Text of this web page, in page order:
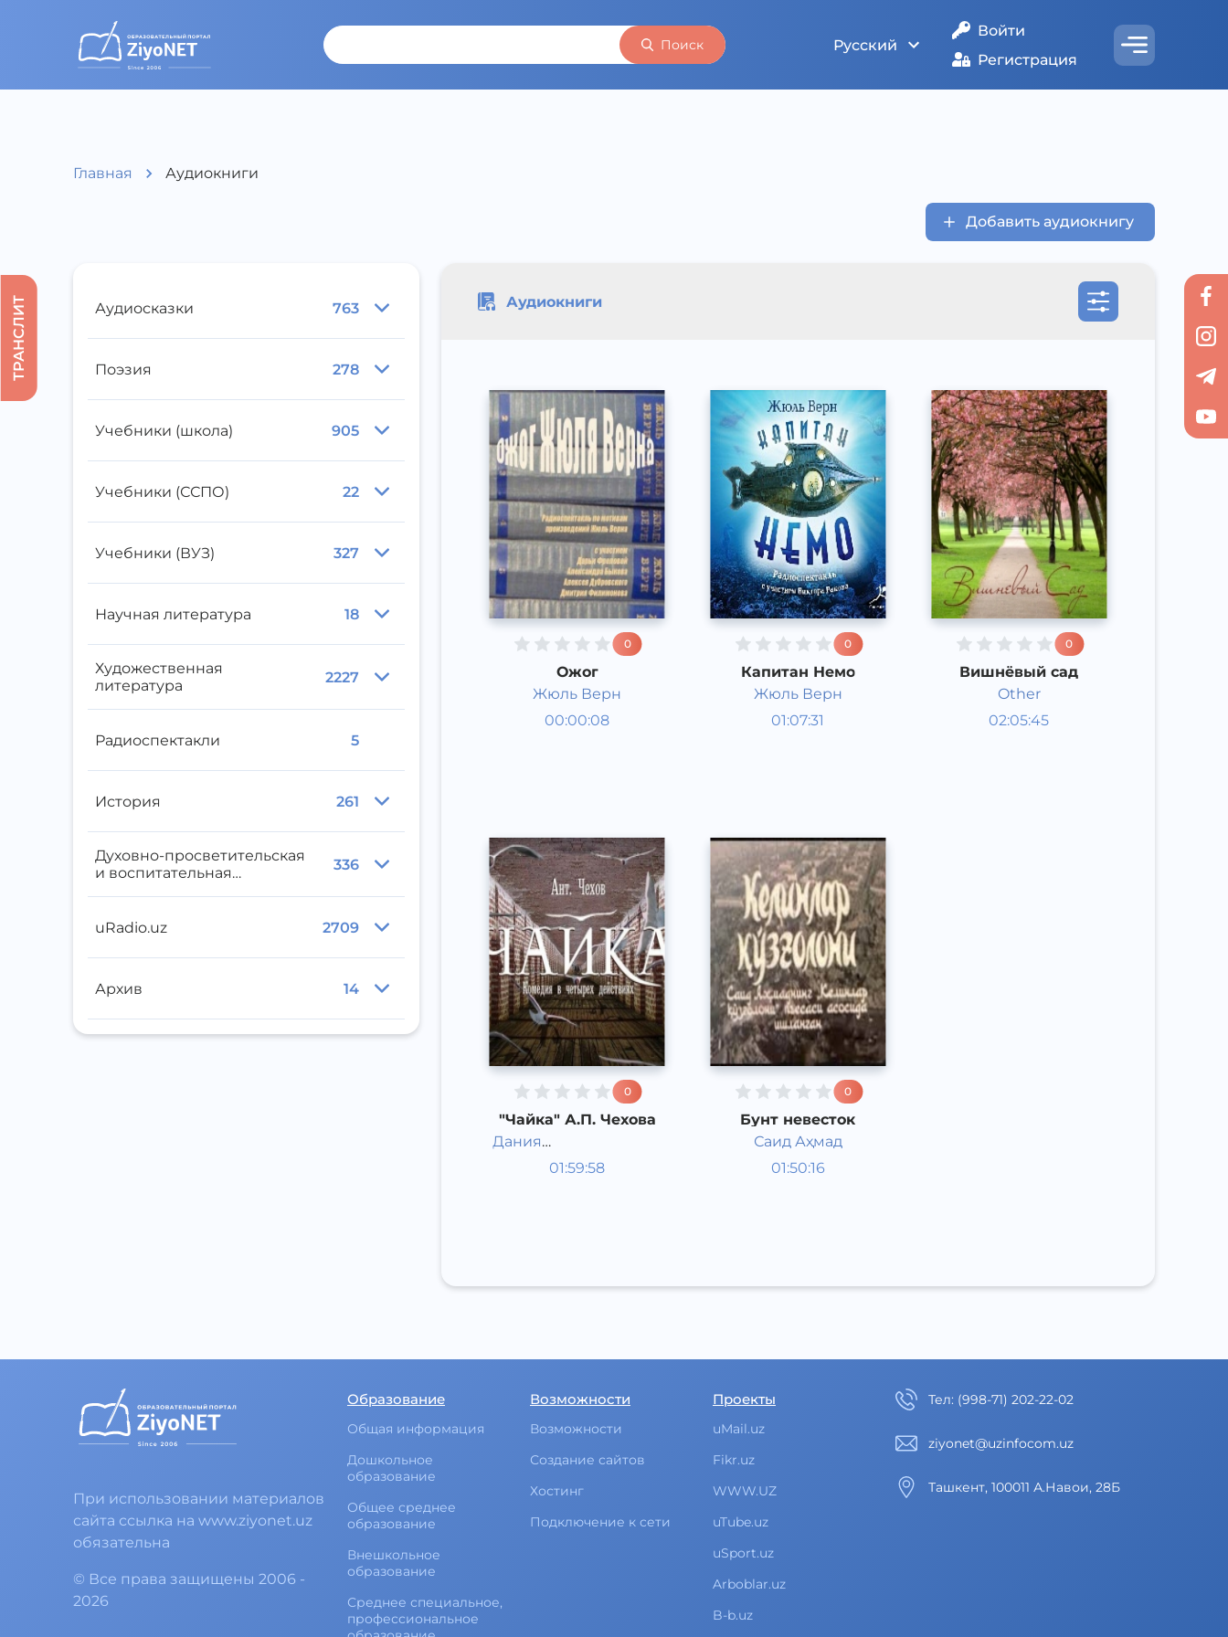
Поиск Русский
Войти
Регистрация
Главная Аудиокниги
Добавить аудиокнигу
Аудиосказки 763
Поэзия 278
Учебники (школа) 905
Учебники (ССПО) 22
Учебники (ВУЗ) 327
Научная литература 18
Художественная
литература
2227
Радиоспектакли 5
История 261
Духовно-просветительская
и воспитательная
336
uRadio.uz 2709
Архив 14
Аудиокниги
0
Ожог
Жюль Верн
00:00:08
Радиоспектакли
0
Капитан Немо
Жюль Верн
01:07:31
Радиоспектакли
0
Вишнёвый сад
Other
02:05:45
Радиоспектакли
0
"Чайка" А.П. Чехова
Дания
Шарафутдинова
01:59:58
Радиоспектакли
0
Бунт невесток
Саид Аҳмад
01:50:16
Радиоспектакли
ТРАНСЛИТ
При использовании материалов
сайта ссылка на www.ziyonet.uz
обязательна
© Все права защищены 2006 -
2026
Образование
Общая информация
Дошкольное
образование
Общее среднее
образование
Внешкольное
образование
Среднее специальное,
профессиональное
Возможности
Возможности
Создание сайтов
Хостинг
Подключение к сети
Проекты
uMail.uz
Fikr.uz
WWW.UZ
uTube.uz
uSport.uz
Arboblar.uz
B-b.uz
Тел: (998-71) 202-22-02
ziyonet@uzinfocom.uz
Ташкент, 100011 А.Навои, 28Б